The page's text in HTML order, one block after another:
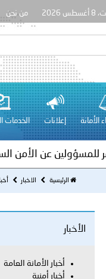
2026 من نحن
الأمانة إعلانات الخدمات
الأميريين معالي النائب الأول
المدنية في مدينة
عن الأمن
الدولية الجامعية للعلوم
الرئيسية الاخبار
الأخبار
أخبار الأمانة العامة
أخبار أمنية